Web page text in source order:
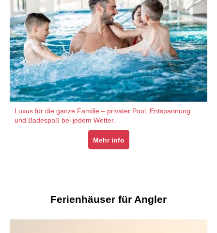
Luxus für die ganze Familie – privater Pool, Entspannung
und Badespaß bei jedem Wetter.
Mehr info
Ferienhäuser für Angler